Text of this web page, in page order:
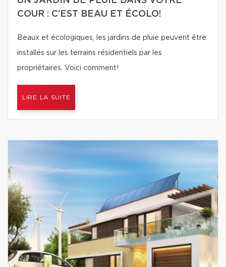
COUR : C’EST BEAU ET ÉCOLO!
Beaux et écologiques, les jardins de pluie peuvent être
installés sur les terrains résidentiels par les
propriétaires. Voici comment!
LIRE LA SUITE